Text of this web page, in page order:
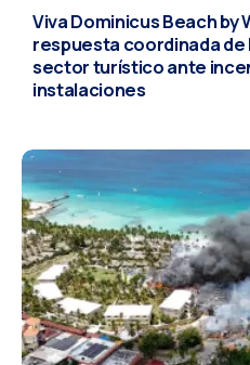
Viva Dominicus Beach by
respuesta coordinada de
sector turístico ante
instalaciones